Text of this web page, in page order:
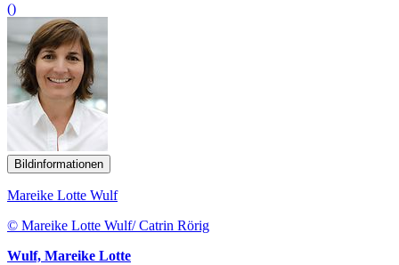
()
Bildinformationen
Mareike Lotte Wulf
© Mareike Lotte Wulf/ Catrin Rörig
Wulf, Mareike Lotte